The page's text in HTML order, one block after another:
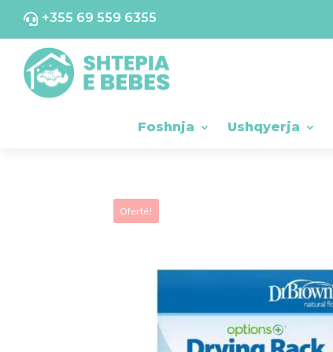
 +355 69 559 6355
Foshnja Ushqyerja
Ofertë!